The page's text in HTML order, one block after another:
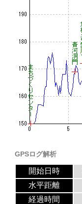
GPSログ解析
開始日時
水平距離
経過時間